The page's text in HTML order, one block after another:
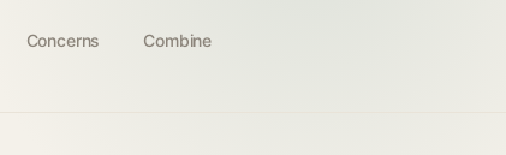
Concerns Combine